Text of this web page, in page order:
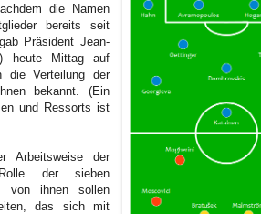
die Namen
bereits seit
Präsident Jean-
heute Mittag auf
die Verteilung der
bekannt. (Ein
und Ressorts ist
Arbeitsweise der
der sieben
von ihnen sollen
das sich mit